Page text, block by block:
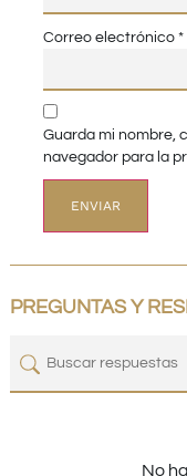
Correo electrónico *
Guarda mi nombre,
navegador para la
PREGUNTAS Y
No